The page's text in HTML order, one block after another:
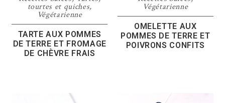
tourtes et quiches,
Végétarienne
TARTE AUX POMMES
DE TERRE ET FROMAGE
DE CHÈVRE FRAIS
Végétarienne
OMELETTE AUX
POMMES DE TERRE ET
POIVRONS CONFITS